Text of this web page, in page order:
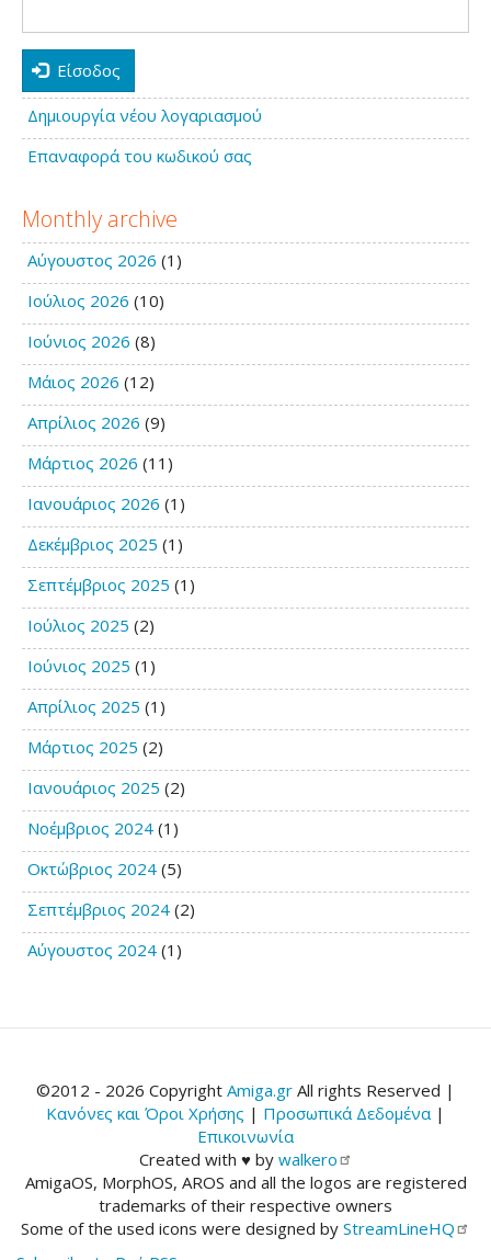
Είσοδος
Δημιουργία νέου λογαριασμού
Επαναφορά του κωδικού σας
Monthly archive
Αύγουστος 2026 (1)
Ιούλιος 2026 (10)
Ιούνιος 2026 (8)
Μάιος 2026 (12)
Απρίλιος 2026 (9)
Μάρτιος 2026 (11)
Ιανουάριος 2026 (1)
Δεκέμβριος 2025 (1)
Σεπτέμβριος 2025 (1)
Ιούλιος 2025 (2)
Ιούνιος 2025 (1)
Απρίλιος 2025 (1)
Μάρτιος 2025 (2)
Ιανουάριος 2025 (2)
Νοέμβριος 2024 (1)
Οκτώβριος 2024 (5)
Σεπτέμβριος 2024 (2)
Αύγουστος 2024 (1)
©2012 - 2026 Copyright Amiga.gr All rights Reserved |
Κανόνες και Όροι Χρήσης | Προσωπικά Δεδομένα |
Επικοινωνία
Created with ♥ by walkero
AmigaOS, MorphOS, AROS and all the logos are registered
trademarks of their respective owners
Some of the used icons were designed by StreamLineHQ